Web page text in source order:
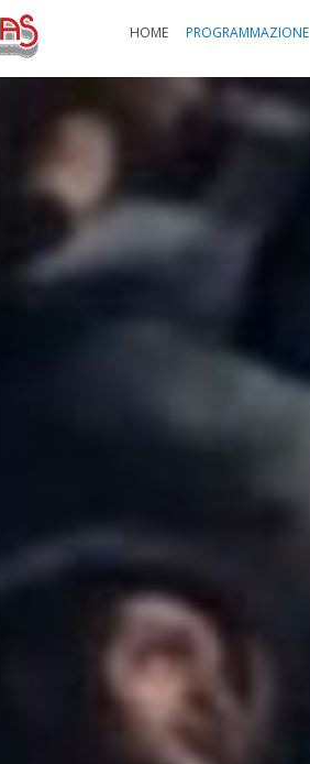
HOME PROGRAMMAZIONE